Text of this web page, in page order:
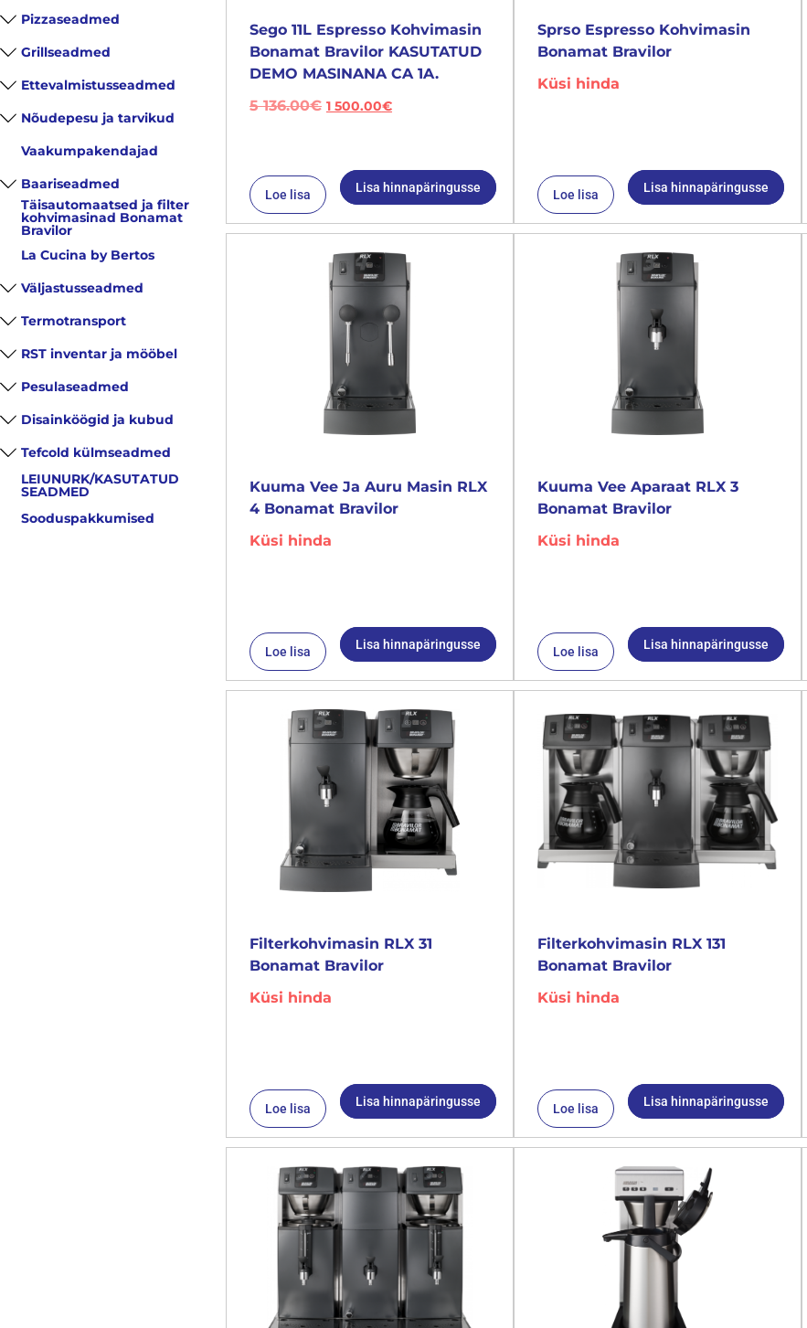
Pizzaseadmed
Grillseadmed
Ettevalmistusseadmed
Nõudepesu ja tarvikud
Vaakumpakendajad
Baariseadmed
Täisautomaatsed ja filter
kohvimasinad Bonamat
Bravilor
La Cucina by Bertos
Väljastusseadmed
Termotransport
RST inventar ja mööbel
Pesulaseadmed
Disainköögid ja kubud
Tefcold külmseadmed
LEIUNURK/KASUTATUD
SEADMED
Sooduspakkumised
Sego 11L Espresso Kohvimasin
Bonamat Bravilor KASUTATUD
DEMO MASINANA CA 1A.
5 136.00€ 1 500.00€
Loe lisa Lisa hinnapäringusse
Sprso Espresso Kohvimasin
Bonamat Bravilor
Küsi hinda
Loe lisa Lisa hinnapäringusse
Kuuma Vee Ja Auru Masin RLX
4 Bonamat Bravilor
Küsi hinda
Loe lisa Lisa hinnapäringusse
Kuuma Vee Aparaat RLX 3
Bonamat Bravilor
Küsi hinda
Loe lisa Lisa hinnapäringusse
Filterkohvimasin RLX 31
Bonamat Bravilor
Küsi hinda
Loe lisa Lisa hinnapäringusse
Filterkohvimasin RLX 131
Bonamat Bravilor
Küsi hinda
Loe lisa Lisa hinnapäringusse